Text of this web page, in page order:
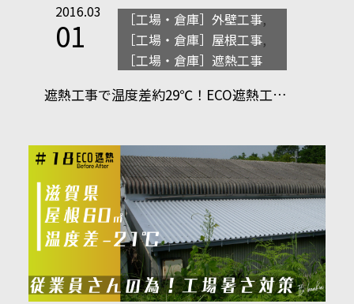
2016.03
01 ［工場・倉庫］外壁工事,
［工場・倉庫］屋根工事,
［工場・倉庫］遮熱工事
遮熱工事で温度差約29℃！ECO遮熱工…